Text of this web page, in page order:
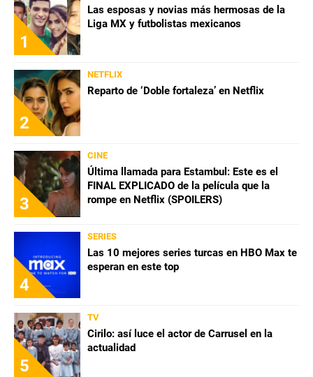
1
Las esposas y novias más hermosas de la
Liga MX y futbolistas mexicanos
2
NETFLIX
Reparto de ‘Doble fortaleza’ en Netflix
3
CINE
Última llamada para Estambul: Este es el
FINAL EXPLICADO de la película que la
rompe en Netflix (SPOILERS)
4
SERIES
Las 10 mejores series turcas en HBO Max te
esperan en este top
5
TV
Cirilo: así luce el actor de Carrusel en la
actualidad